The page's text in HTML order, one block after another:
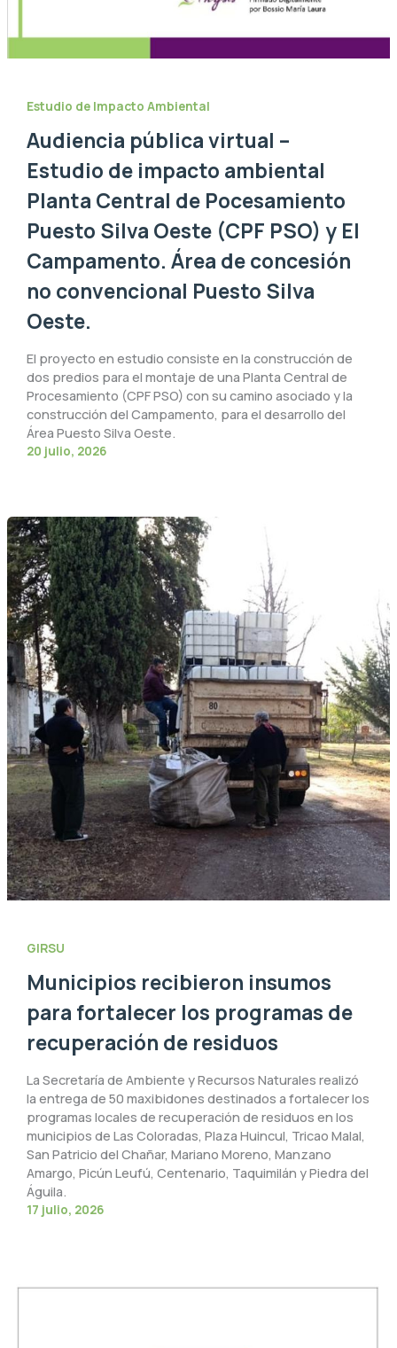
Estudio de Impacto Ambiental
Audiencia pública virtual –
Estudio de impacto ambiental
Planta Central de Pocesamiento
Puesto Silva Oeste (CPF PSO) y El
Campamento. Área de concesión
no convencional Puesto Silva
Oeste.
El proyecto en estudio consiste en la construcción de
dos predios para el montaje de una Planta Central de
Procesamiento (CPF PSO) con su camino asociado y la
construcción del Campamento, para el desarrollo del
Área Puesto Silva Oeste.
20 julio, 2026
GIRSU
Municipios recibieron insumos
para fortalecer los programas de
recuperación de residuos
La Secretaría de Ambiente y Recursos Naturales realizó
la entrega de 50 maxibidones destinados a fortalecer los
programas locales de recuperación de residuos en los
municipios de Las Coloradas, Plaza Huincul, Tricao Malal,
San Patricio del Chañar, Mariano Moreno, Manzano
Amargo, Picún Leufú, Centenario, Taquimilán y Piedra del
Águila.
17 julio, 2026